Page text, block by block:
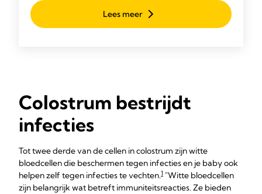
elektrische borstkolf willen.
Lees meer
Colostrum bestrijdt
infecties
Tot twee derde van de cellen in colostrum zijn witte
bloedcellen die beschermen tegen infecties en je baby ook
helpen zelf tegen infecties te vechten.1 "Witte bloedcellen
zijn belangrijk wat betreft immuniteitsreacties. Ze bieden